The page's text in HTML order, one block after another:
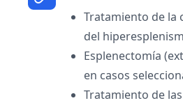
Tratamiento de la
del
Esplenectomía
en casos
Tratamiento de